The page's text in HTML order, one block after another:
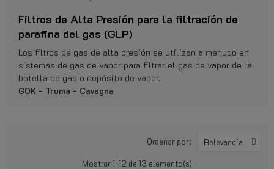
Filtros de Alta Presión para la filtración de
parafina del gas (GLP)
Los filtros de gas de alta presión se utilizan a menudo en
sistemas de gas de vapor para filtrar el gas de vapor de la
botella de gas o depósito de vapor.
GOK - Truma - Cavagna
Ordenar por: Relevancia
Mostrar 1-12 de 13 elemento(s)